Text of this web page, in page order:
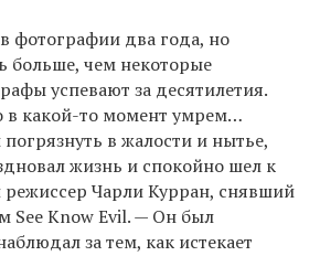
фотографии два года, но
больше, чем некоторые
успевают за десятилетия.
в какой-то момент умрем…
в жалости и нытье,
жизнь и спокойно шел к
Чарли Курран, снявший
See Know Evil. — Он был
за тем, как истекает